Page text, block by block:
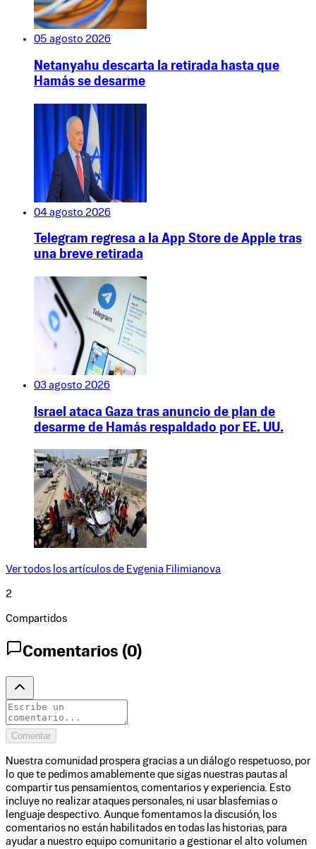
05 agosto 2026
Netanyahu descarta la retirada hasta que
Hamás se desarme
04 agosto 2026
Telegram regresa a la App Store de Apple tras
una breve retirada
03 agosto 2026
Israel ataca Gaza tras anuncio de plan de
desarme de Hamás respaldado por EE. UU.
Ver todos los artículos de Evgenia Filimianova
2
Compartidos
Comentarios (0)
Comentar
Nuestra comunidad prospera gracias a un diálogo respetuoso, por
lo que te pedimos amablemente que sigas nuestras pautas al
compartir tus pensamientos, comentarios y experiencia. Esto
incluye no realizar ataques personales, ni usar blasfemias o
lenguaje despectivo. Aunque fomentamos la discusión, los
comentarios no están habilitados en todas las historias, para
ayudar a nuestro equipo comunitario a gestionar el alto volumen